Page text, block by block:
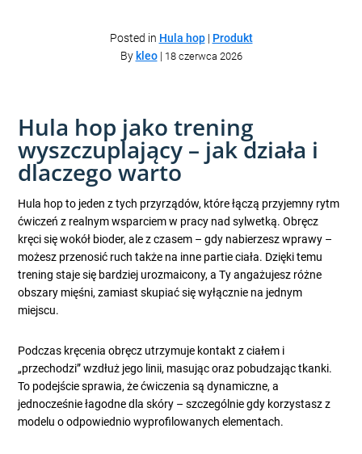
Posted in Hula hop| Produkt
By kleo| 18 czerwca 2026
Hula hop jako trening
wyszczuplający – jak działa i
dlaczego warto
Hula hop to jeden z tych przyrządów, które łączą przyjemny rytm
ćwiczeń z realnym wsparciem w pracy nad sylwetką. Obręcz
kręci się wokół bioder, ale z czasem – gdy nabierzesz wprawy –
możesz przenosić ruch także na inne partie ciała. Dzięki temu
trening staje się bardziej urozmaicony, a Ty angażujesz różne
obszary mięśni, zamiast skupiać się wyłącznie na jednym
miejscu.
Podczas kręcenia obręcz utrzymuje kontakt z ciałem i
„przechodzi” wzdłuż jego linii, masując oraz pobudzając tkanki.
To podejście sprawia, że ćwiczenia są dynamiczne, a
jednocześnie łagodne dla skóry – szczególnie gdy korzystasz z
modelu o odpowiednio wyprofilowanych elementach.